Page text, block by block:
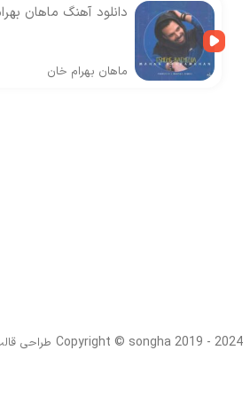
دانلود آهنگ ماهان
ماهان بهرام خان
Copyright © songha 2019 - 2024 طراحی